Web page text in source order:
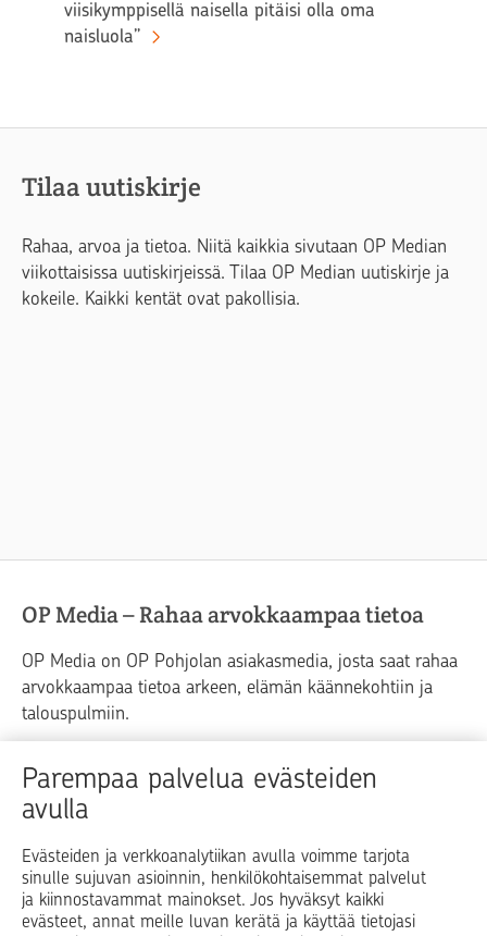
Parempaa palvelua evästeiden
avulla
Evästeiden ja verkkoanalytiikan avulla voimme tarjota
sinulle sujuvan asioinnin, henkilökohtaisemmat palvelut
ja kiinnostavammat mainokset. Jos hyväksyt kaikki
evästeet, annat meille luvan kerätä ja käyttää tietojasi
viisikymppisellä naisella pitäisi olla oma
naisluola”
Tilaa uutiskirje
Rahaa, arvoa ja tietoa. Niitä kaikkia sivutaan OP Median
viikottaisissa uutiskirjeissä. Tilaa OP Median uutiskirje ja
kokeile. Kaikki kentät ovat pakollisia.
OP Media – Rahaa arvokkaampaa tietoa
OP Media on OP Pohjolan asiakasmedia, josta saat rahaa
arvokkaampaa tietoa arkeen, elämän käännekohtiin ja
talouspulmiin.
Raha Elämä
Yrityselämä
Blogit ja puheenvuorot
Op.fi OP Koti Pohjola Vahinkoapu